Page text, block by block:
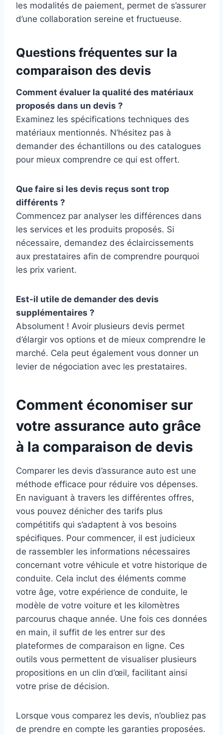
les modalités de paiement, permet de s’assurer
d’une collaboration sereine et fructueuse.
Questions fréquentes sur la
comparaison des devis
Comment évaluer la qualité des matériaux
proposés dans un devis ?
Examinez les spécifications techniques des
matériaux mentionnés. N’hésitez pas à
demander des échantillons ou des catalogues
pour mieux comprendre ce qui est offert.
Que faire si les devis reçus sont trop
différents ?
Commencez par analyser les différences dans
les services et les produits proposés. Si
nécessaire, demandez des éclaircissements
aux prestataires afin de comprendre pourquoi
les prix varient.
Est-il utile de demander des devis
supplémentaires ?
Absolument ! Avoir plusieurs devis permet
d’élargir vos options et de mieux comprendre le
marché. Cela peut également vous donner un
levier de négociation avec les prestataires.
Comment économiser sur
votre assurance auto grâce
à la comparaison de devis
Comparer les devis d’assurance auto est une
méthode efficace pour réduire vos dépenses.
En naviguant à travers les différentes offres,
vous pouvez dénicher des tarifs plus
compétitifs qui s’adaptent à vos besoins
spécifiques. Pour commencer, il est judicieux
de rassembler les informations nécessaires
concernant votre véhicule et votre historique de
conduite. Cela inclut des éléments comme
votre âge, votre expérience de conduite, le
modèle de votre voiture et les kilomètres
parcourus chaque année. Une fois ces données
en main, il suffit de les entrer sur des
plateformes de comparaison en ligne. Ces
outils vous permettent de visualiser plusieurs
propositions en un clin d’œil, facilitant ainsi
votre prise de décision.
Lorsque vous comparez les devis, n’oubliez pas
de prendre en compte les garanties proposées.